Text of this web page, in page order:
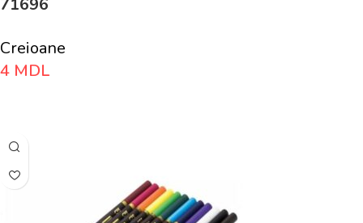
71696
Creioane
4 MDL